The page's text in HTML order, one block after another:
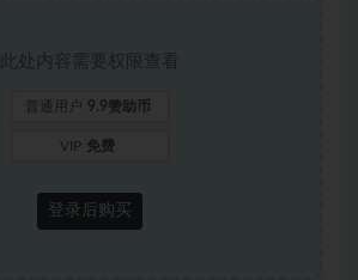
此处内容需要权限查看
普通用户 9.9赞助币
VIP 免费
登录后购买